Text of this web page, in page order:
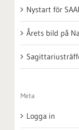
Nystart för
Årets bild på
Meta
Logga in